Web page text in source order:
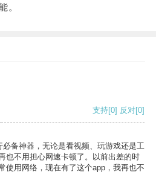
。
支持[0] 反对[0]
备神器，无论是看视频、玩游戏还是工
也不用担心网速卡顿了。以前出差的时
使用网络，现在有了这个app，我再也不